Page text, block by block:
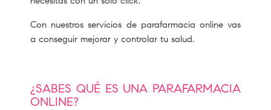
Con nuestros servicios de parafarmacia online vas
a conseguir mejorar y controlar tu salud.
¿SABES QUÉ ES UNA PARAFARMACIA
ONLINE?